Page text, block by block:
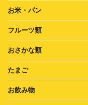
お米・パン
フルーツ類
おさかな類
たまご
お飲み物